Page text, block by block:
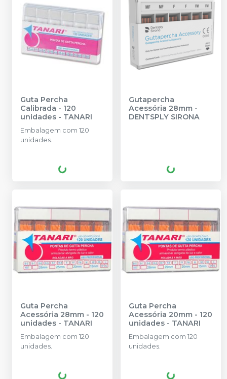
Guta Percha
Calibrada - 120
unidades - TANARI
Embalagem com 120
unidades.
Gutapercha
Acessória 28mm -
DENTSPLY SIRONA
Guta Percha
Acessória 28mm - 120
unidades - TANARI
Embalagem com 120
unidades.
Guta Percha
Acessória 20mm - 120
unidades - TANARI
Embalagem com 120
unidades.